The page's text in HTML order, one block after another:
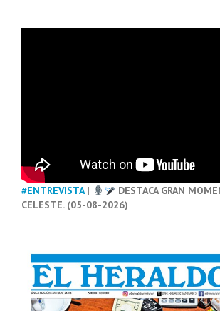
#ENTREVISTA|
DESTACA GRAN
CELESTE. (05-08-2026)